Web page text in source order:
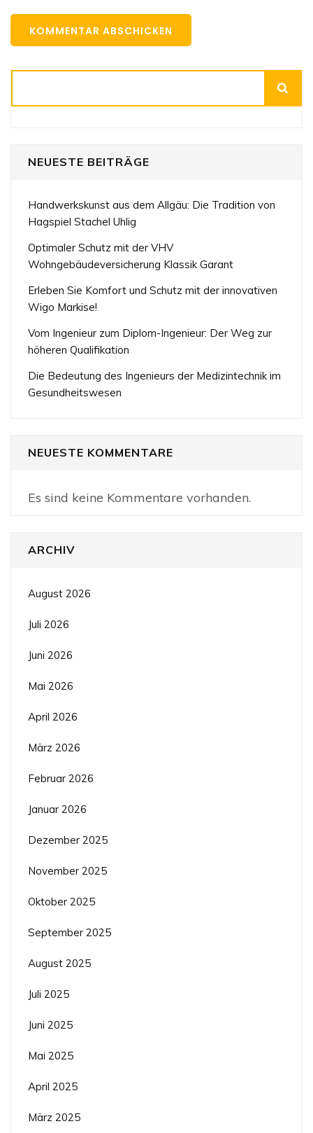
NEUESTE BEITRÄGE
Handwerkskunst aus dem Allgäu: Die Tradition von
Hagspiel Stachel Uhlig
Optimaler Schutz mit der VHV
Wohngebäudeversicherung Klassik Garant
Erleben Sie Komfort und Schutz mit der innovativen
Wigo Markise!
Vom Ingenieur zum Diplom-Ingenieur: Der Weg zur
höheren Qualifikation
Die Bedeutung des Ingenieurs der Medizintechnik im
Gesundheitswesen
NEUESTE KOMMENTARE
Es sind keine Kommentare vorhanden.
ARCHIV
August 2026
Juli 2026
Juni 2026
Mai 2026
April 2026
März 2026
Februar 2026
Januar 2026
Dezember 2025
November 2025
Oktober 2025
September 2025
August 2025
Juli 2025
Juni 2025
Mai 2025
April 2025
März 2025